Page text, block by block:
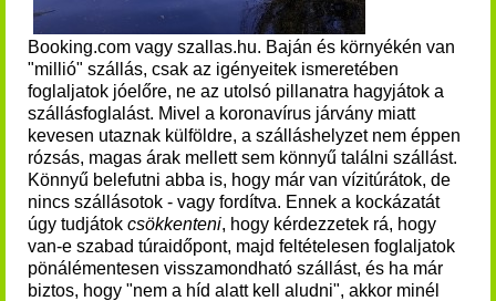
Booking.com vagy szallas.hu. Baján és környékén van
"millió" szállás, csak az igényeitek ismeretében
foglaljatok jóelőre, ne az utolsó pillanatra hagyjátok a
szállásfoglalást. Mivel a koronavírus járvány miatt
kevesen utaznak külföldre, a szálláshelyzet nem éppen
rózsás, magas árak mellett sem könnyű találni szállást.
Könnyű belefutni abba is, hogy már van vízitúrátok, de
nincs szállásotok - vagy fordítva. Ennek a kockázatát
úgy tudjátok csökkenteni, hogy kérdezzetek rá, hogy
van-e szabad túraidőpont, majd feltételesen foglaljatok
pönálémentesen visszamondható szállást, és ha már
biztos, hogy "nem a híd alatt kell aludni", akkor minél